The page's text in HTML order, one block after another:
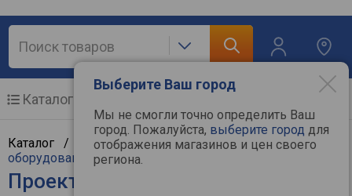
Выберите Ваш город
Мы не смогли точно определить Ваш
город. Пожалуйста, выберите город для
отображения магазинов и цен своего
региона.
Каталог
Каталог / ТВ и видеотехника/Проекционное
оборудование /Проекторы
Проекторы Acer - цены в